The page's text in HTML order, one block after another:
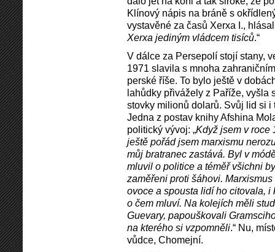
Klínový nápis na bráně s
vystavěné za časů Xerxa I.,
Xerxa jediným vládcem tisíců.“
V dálce za Persepolí stojí stany,
1971 slavila s mnoha
perské říše. To bylo ještě v
lahůdky přivážely z Paříže, vyšla
stovky milionů dolarů. Svůj lid si
Jedna z postav knihy Afshina
politický vývoj: „Když jsem v roce
ještě pořád jsem marxismu
můj bratranec zastává. Byl v
mluvil o politice a téměř všichni
zaměřeni proti šáhovi.
ovoce a spousta lidí ho citovala,
o čem mluví. Na kolejích měli
Guevary, papouškovali
na kterého si vzpomněli.“ Nu,
vůdce, Chomejní.